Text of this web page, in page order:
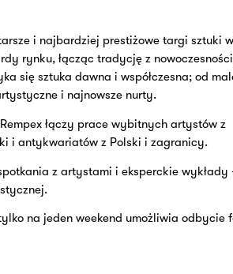
i najbardziej prestiżowe targi sztuki
rynku, łącząc tradycję z
się sztuka dawna i współczesna; od
i najnowsze nurty.
łączy prace wybitnych artystów z
i antykwariatów z Polski i zagranicy.
z artystami i eksperckie wykłady
na jeden weekend umożliwia odbycie